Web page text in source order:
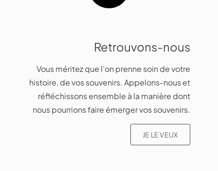
Retrouvons-nous
Vous méritez que l’on prenne soin de votre
histoire, de vos souvenirs. Appelons-nous et
réfléchissons ensemble à la manière dont
nous pourrions faire émerger vos souvenirs.​
JE LE VEUX